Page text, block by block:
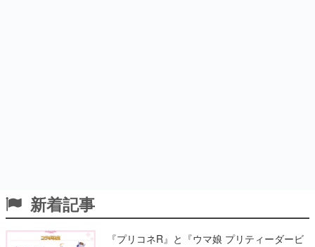
新着記事
『プリコネR』と『ウマ娘 プリティーダービ